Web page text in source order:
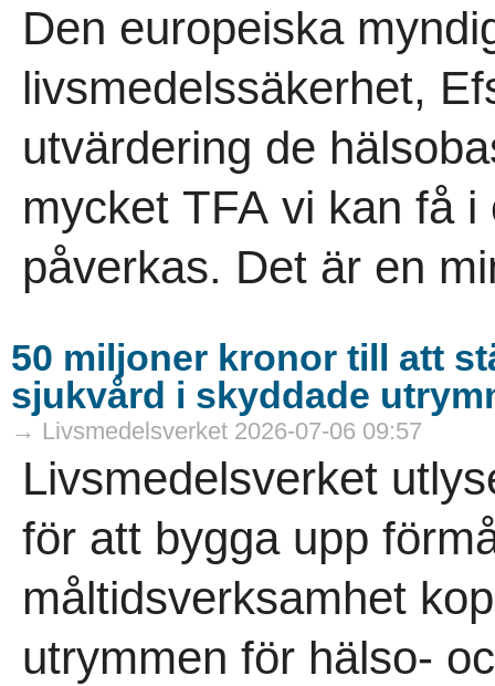
Den europeiska
livsmedelssäkerhet,
utvärdering de
mycket TFA vi kan få
påverkas. Det är en
50 miljoner kronor till att
sjukvård i skyddade
→ Livsmedelsverket 2026-07-06 09:57
Livsmedelsverket
för att bygga upp
måltidsverksamhet
utrymmen för hälso-